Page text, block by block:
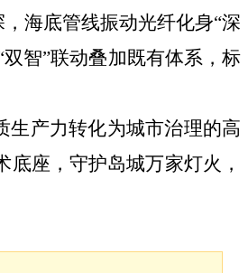
海底管线振动光纤化身“深
智”联动叠加既有体系，标
生产力转化为城市治理的高
座，守护岛城万家灯火，